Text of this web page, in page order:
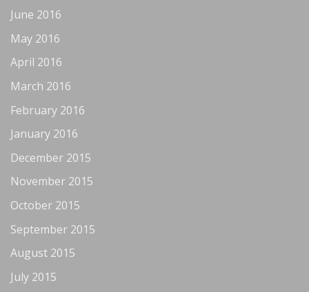
June 2016
May 2016
April 2016
March 2016
February 2016
January 2016
December 2015
November 2015
October 2015
September 2015
August 2015
July 2015